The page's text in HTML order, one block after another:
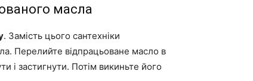
масла
. Замість цього сантехніки
Перелийте відпрацьоване масло в
і застигнути. Потім викиньте його